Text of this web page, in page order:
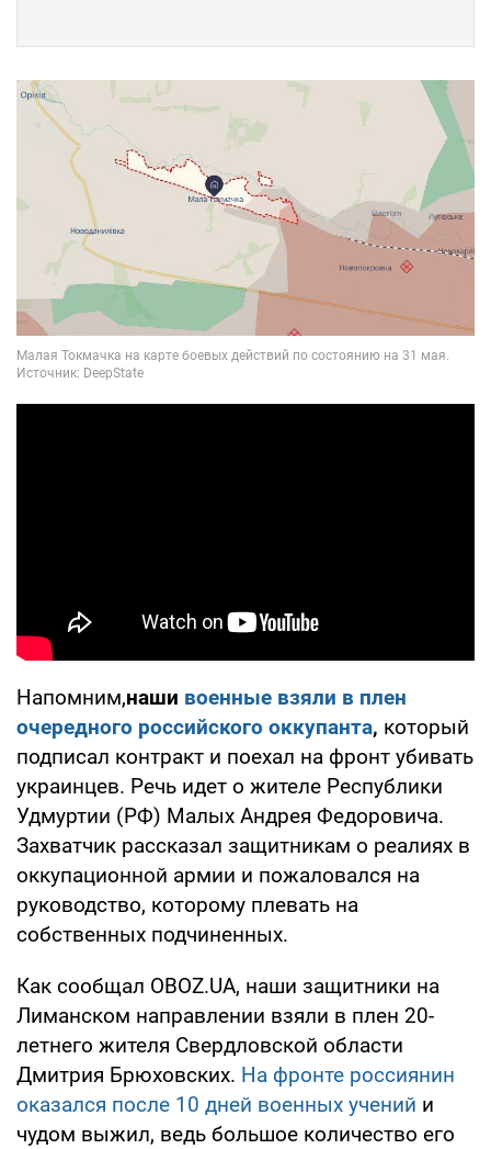
Напомним,наши военные взяли в плен
очередного российского оккупанта, который
подписал контракт и поехал на фронт убивать
украинцев. Речь идет о жителе Республики
Удмуртии (РФ) Малых Андрея Федоровича.
Захватчик рассказал защитникам о реалиях в
оккупационной армии и пожаловался на
руководство, которому плевать на
собственных подчиненных.
Как сообщал OBOZ.UA, наши защитники на
Лиманском направлении взяли в плен 20-
летнего жителя Свердловской области
Дмитрия Брюховских. На фронте россиянин
оказался после 10 дней военных учений и
чудом выжил, ведь большое количество его